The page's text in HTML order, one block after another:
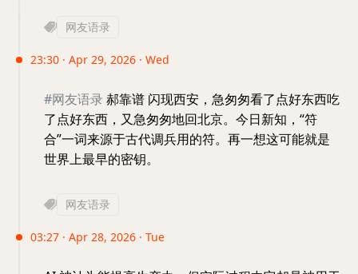
网友语录
23:30 · Apr 29, 2026 · Wed
#网友语录 郝靠谱 闪现西安，急匆匆看了点好东西吃
了点好东西，又急匆匆地回北京。今日新知，“符
合”一词来源于古代调兵用的符。再一想这可能就是
世界上最早的密钥。
网友语录
03:27 · Apr 28, 2026 · Tue